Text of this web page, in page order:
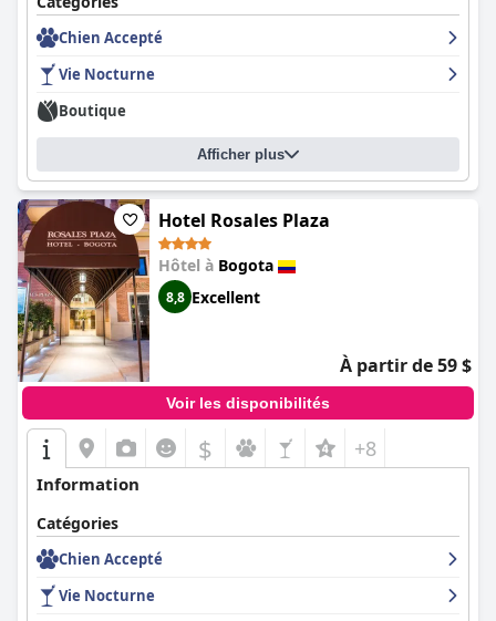
Chien Accepté
Vie Nocturne
Boutique
Afficher plus
Hotel Rosales Plaza
Hôtel à Bogota
8,8 Excellent
À partir de 59 $
Voir les disponibilités
$ +8
Information
Catégories
Chien Accepté
Vie Nocturne